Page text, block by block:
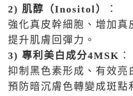
2) 肌醇（Inositol ）
：
強化真皮幹細胞、增加真
提升肌膚回彈力。
3) 專利美白成分4MSK ：
抑制黑色素形成、有效亮
預防暗沉膚色轉變成斑點